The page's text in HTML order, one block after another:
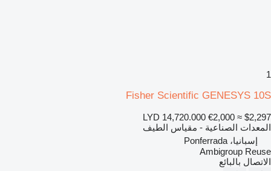
1
Fisher Scientific GENESYS 10S
LYD 14,720.000 €2,000 ≈ $2,297
المعدات الصناعية - مقياس الطيف
إسبانيا، Ponferrada
Ambigroup Reuse
الاتصال بالبائع